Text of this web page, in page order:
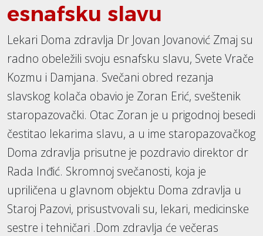
esnafsku slavu
Lekari Doma zdravlja Dr Jovan Jovanović Zmaj su
radno obeležili svoju esnafsku slavu, Svete Vrače
Kozmu i Damjana. Svečani obred rezanja
slavskog kolača obavio je Zoran Erić, sveštenik
staropazovački. Otac Zoran je u prigodnoj besedi
čestitao lekarima slavu, a u ime staropazovačkog
Doma zdravlja prisutne je pozdravio direktor dr
Rada Inđić. Skromnoj svečanosti, koja je
upriličena u glavnom objektu Doma zdravlja u
Staroj Pazovi, prisustvovali su, lekari, medicinske
sestre i tehničari .Dom zdravlja će večeras